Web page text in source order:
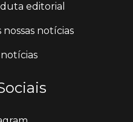
editorial
notícias
notícias